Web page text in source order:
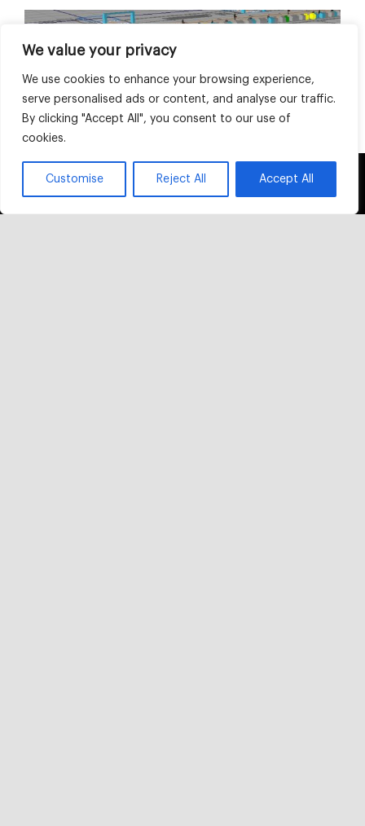
We value your privacy
We use cookies to enhance your browsing experience,
serve personalised ads or content, and analyse our traffic.
By clicking "Accept All", you consent to our use of
cookies.
Customise Reject All Accept All
This website uses cookies and third party
OK